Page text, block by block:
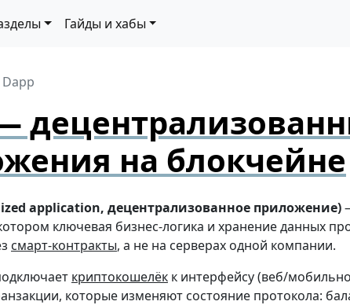
Гайды и хабы
Dapp
на блокчейне
application, децентрализованное приложение)
ключевая бизнес-логика и хранение данных
смарт-контракты, а не на серверах одной компании.
криптокошелёк к интерфейсу (веб/
которые изменяют состояние протокола: